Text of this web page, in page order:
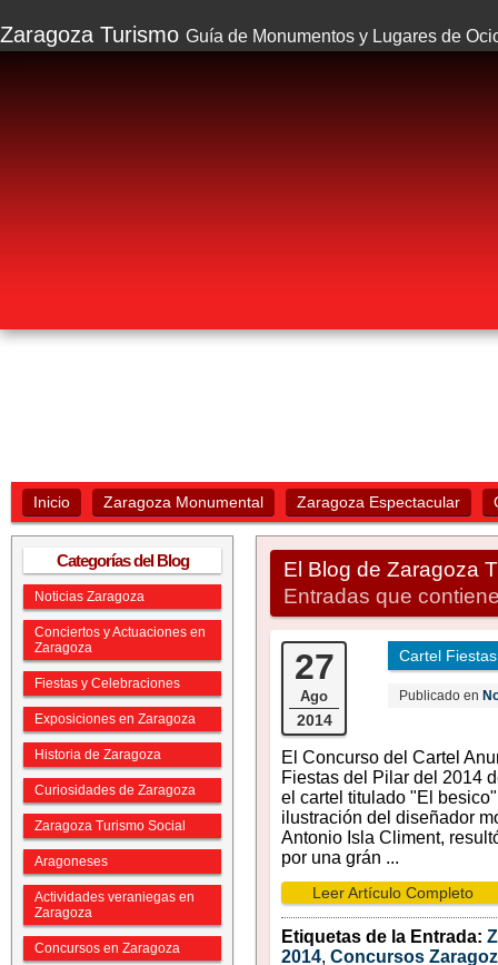
Zaragoza Turismo Guía de Monumentos y Lugares de
Inicio Zaragoza Monumental Zaragoza Espectacular
Categorías del Blog
Noticias Zaragoza
Conciertos y Actuaciones en
Zaragoza
Fiestas y Celebraciones
Exposiciones en Zaragoza
Historia de Zaragoza
Curiosidades de Zaragoza
Zaragoza Turismo Social
Aragoneses
Actividades veraniegas en
Zaragoza
Concursos en Zaragoza
El Blog de Zaragoza
Entradas que
Cartel
27
Ago
2014
Publicado en
El Concurso del Cartel
Fiestas del Pilar del 2014
el cartel titulado "El
ilustración del diseñador
Antonio Isla Climent,
por una grán ...
Leer Artículo Completo
Etiquetas de la Entrada:
2014, Concursos